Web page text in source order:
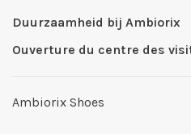
Duurzaamheid bij Ambiorix
Ouverture du centre des
Ambiorix Shoes